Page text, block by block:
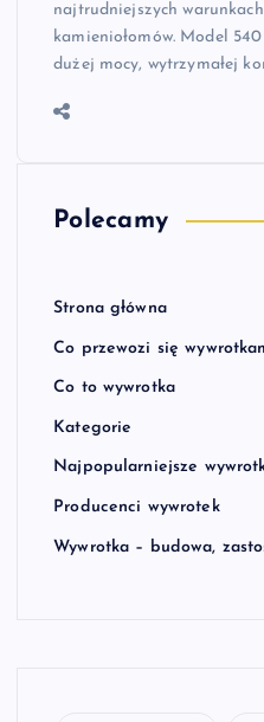
najtrudniejszych
kamieniołomów. Model
dużej mocy, wytrzymałej
Polecamy
Strona główna
Co przewozi się
Co to wywrotka
Kategorie
Najpopularniejsze
Producenci wywrotek
Wywrotka – budowa,